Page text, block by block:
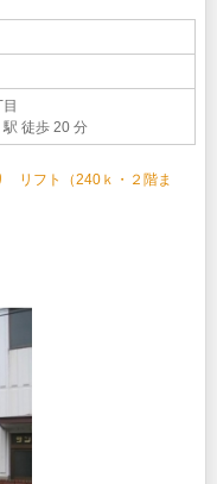
徒歩 20 分
リフト（240ｋ・２階ま